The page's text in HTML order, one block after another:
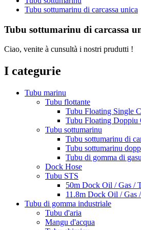
Tubu sottumarinu di carcassa unica
Tubu sottumarinu di carcassa
Ciao, venite à cunsultà i nostri prudutti !
I categurie
Tubu marinu
Tubu flottante
Tubu Floating Single
Tubu Floating Doppiu
Tubu sottumarinu
Tubu sottumarinu di
Tubu sottumarinu
Tubu di gomma di
Dock Hose
Tubu STS
50m Dock Oil / Gas /
11.8m Dock Oil / Gas
Tubu di gomma industriale
Tubu d'aria
Mangu d'acqua